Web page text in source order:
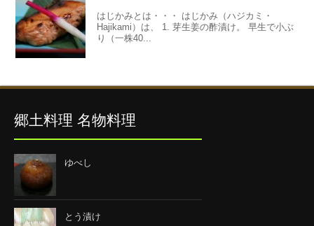
はじかみとは・・・ はじかみ（ハジカミ・
Hajikami）は、 1. 芽生姜の酢漬け。 早生で小ぶ
り（一株40...
郷土料理 名物料理
ゆべし
とう漬け